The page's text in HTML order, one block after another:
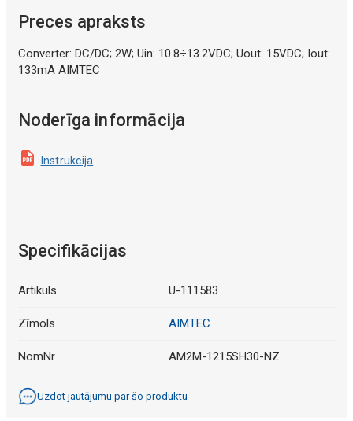
Preces apraksts
Converter: DC/DC; 2W; Uin: 10.8÷13.2VDC; Uout: 15VDC; Iout:
133mA AIMTEC
Noderīga informācija
Instrukcija
Specifikācijas
Artikuls U-111583
Zīmols AIMTEC
NomNr AM2M-1215SH30-NZ
Uzdot jautājumu par šo produktu